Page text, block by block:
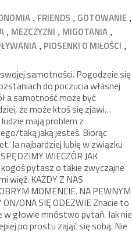
, FRIENDS , GOTOWANIE ,
, MEZCZYZNI , MIGOTANIA ,
, PIOSENKI O MIŁOŚCI ,
samotności. Pogodzeie się
do poczucia własnej
a samotność może być
że może ktoś się zjawi…
mają problem z
taką jaką jesteś. Biorąc
Ja najbardziej lubię w związku
WIECZÓR JAK
kogoś pytasz o takie zwyczajne
więź. KAŻDY Z NAS
MOMENCIE. NA PEWNYM
ON/ONA SIĘ ODEZWIE Znacie to
w głowie mnóstwo pytań. Jak nie
po prostu zająć się sobą. Nie